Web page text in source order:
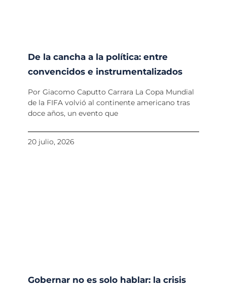
De la cancha a la política: entre
convencidos e instrumentalizados
Por Giacomo Caputto Carrara La Copa Mundial
de la FIFA volvió al continente americano tras
doce años, un evento que
20 julio, 2026
Gobernar no es solo hablar: la crisis